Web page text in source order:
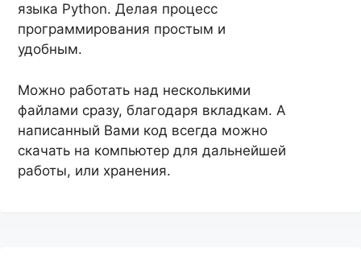
языка Python. Делая процесс
программирования простым и
удобным.
Можно работать над несколькими
файлами сразу, благодаря вкладкам. А
написанный Вами код всегда можно
скачать на компьютер для дальнейшей
работы, или хранения.